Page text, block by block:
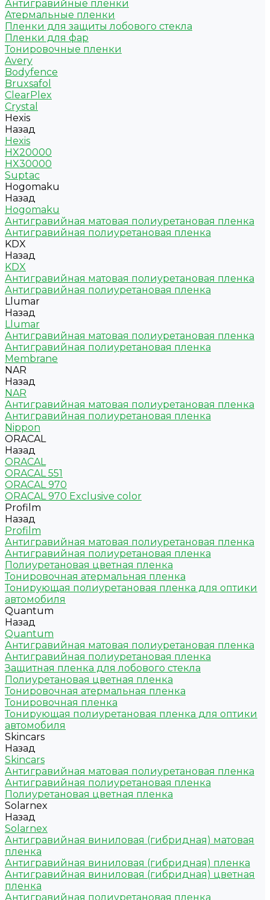
Антигравийные пленки
Атермальные пленки
Пленки для защиты лобового стекла
Пленки для фар
Тонировочные пленки
Avery
Bodyfence
Bruxsafol
ClearPlex
Crystal
Hexis
Назад
Hexis
HX20000
HX30000
Suptac
Hogomaku
Назад
Hogomaku
Антигравийная матовая полиуретановая пленка
Антигравийная полиуретановая пленка
KDX
Назад
KDX
Антигравийная матовая полиуретановая пленка
Антигравийная полиуретановая пленка
Llumar
Назад
Llumar
Антигравийная матовая полиуретановая пленка
Антигравийная полиуретановая пленка
Membrane
NAR
Назад
NAR
Антигравийная матовая полиуретановая пленка
Антигравийная полиуретановая пленка
Nippon
ORACAL
Назад
ORACAL
ORACAL 551
ORACAL 970
ORACAL 970 Exclusive color
Profilm
Назад
Profilm
Антигравийная матовая полиуретановая пленка
Антигравийная полиуретановая пленка
Полиуретановая цветная пленка
Тонировочная атермальная пленка
Тонирующая полиуретановая пленка для оптики
автомобиля
Quantum
Назад
Quantum
Антигравийная матовая полиуретановая пленка
Антигравийная полиуретановая пленка
Защитная пленка для лобового стекла
Полиуретановая цветная пленка
Тонировочная атермальная пленка
Тонировочная пленка
Тонирующая полиуретановая пленка для оптики
автомобиля
Skincars
Назад
Skincars
Антигравийная матовая полиуретановая пленка
Антигравийная полиуретановая пленка
Полиуретановая цветная пленка
Solarnex
Назад
Solarnex
Антигравийная виниловая (гибридная) матовая
пленка
Антигравийная виниловая (гибридная) пленка
Антигравийная виниловая (гибридная) цветная
пленка
Антигравийная полиуретановая пленка